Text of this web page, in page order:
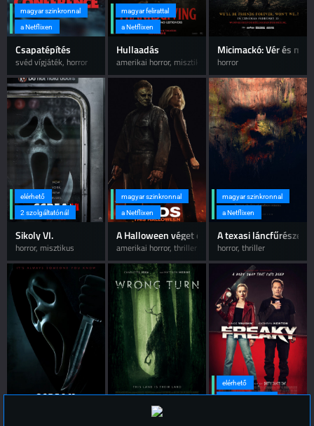
magyar szinkronnal
a Netflixen
Csapatépítés
svéd vígjáték, horror
magyar felirattal
a Netflixen
Hullaadás
amerikai horror, misztikus
Micimackó: Vér és méz
horror
elérhető
2 szolgáltatónál
Sikoly VI.
horror, misztikus
magyar szinkronnal
a Netflixen
A Halloween véget ér
amerikai horror, thriller
magyar szinkronnal
a Netflixen
A texasi láncfűrészes
horror, thriller
Halálos kitérő - Az örökség
elérhető